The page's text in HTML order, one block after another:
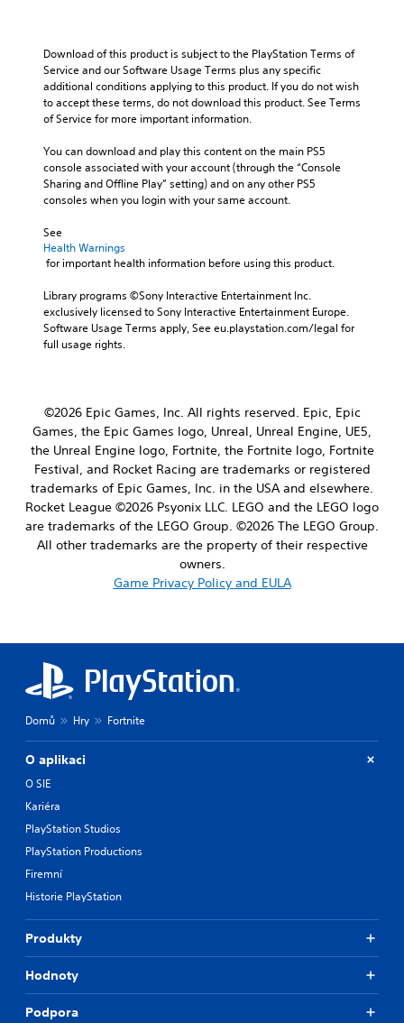
Download of this product is subject to the PlayStation Terms of
Service and our Software Usage Terms plus any specific
additional conditions applying to this product. If you do not wish
to accept these terms, do not download this product. See Terms
of Service for more important information.
You can download and play this content on the main PS5
console associated with your account (through the “Console
Sharing and Offline Play” setting) and on any other PS5
consoles when you login with your same account.
See
Health Warnings
for important health information before using this product.
Library programs ©Sony Interactive Entertainment Inc.
exclusively licensed to Sony Interactive Entertainment Europe.
Software Usage Terms apply, See eu.playstation.com/legal for
full usage rights.
©2026 Epic Games, Inc. All rights reserved. Epic, Epic
Games, the Epic Games logo, Unreal, Unreal Engine, UE5,
the Unreal Engine logo, Fortnite, the Fortnite logo, Fortnite
Festival, and Rocket Racing are trademarks or registered
trademarks of Epic Games, Inc. in the USA and elsewhere.
Rocket League ©2026 Psyonix LLC. LEGO and the LEGO logo
are trademarks of the LEGO Group. ©2026 The LEGO Group.
All other trademarks are the property of their respective
owners.
Game Privacy Policy and EULA
Domů Hry Fortnite
O aplikaci
O SIE
Kariéra
PlayStation Studios
PlayStation Productions
Firemní
Historie PlayStation
Produkty
Hodnoty
Podpora